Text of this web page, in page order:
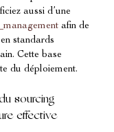
aussi d’une
afin de
standards
Cette base
du déploiement.
sourcing
effective